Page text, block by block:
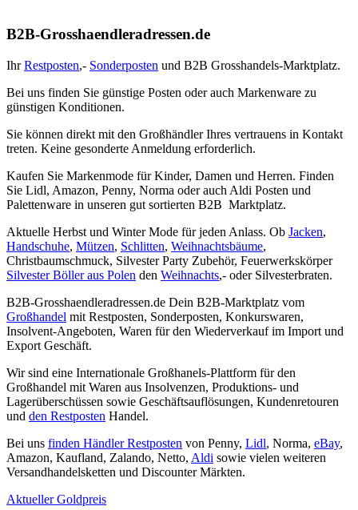
B2B-Grosshaendleradressen.de
IhrRestposten,- Sonderposten und B2B Grosshandels-Marktplatz.
Bei uns finden Sie günstige Posten oder auch Markenware zu
günstigen Konditionen.
Sie können direkt mit den Großhändler Ihres vertrauens in Kontakt
treten. Keine gesonderte Anmeldung erforderlich.
Kaufen Sie Markenmode für Kinder, Damen und Herren. Finden
Sie Lidl, Amazon, Penny, Norma oder auch Aldi Posten und
Palettenware in unseren gut sortierten B2B Marktplatz.
Aktuelle Herbst und Winter Mode für jeden Anlass. Ob Jacken,
Handschuhe, Mützen, Schlitten, Weihnachtsbäume,
Christbaumschmuck, Silvester Party Zubehör, Feuerwerkskörper
Silvester Böller aus Polen den Weihnachts,- oder Silvesterbraten.
B2B-Grosshaendleradressen.de Dein B2B-Marktplatz vom
Großhandel mit Restposten, Sonderposten, Konkurswaren,
Insolvent-Angeboten, Waren für den Wiederverkauf im Import und
Export Geschäft.
Wir sind eine Internationale Großhanels-Plattform für den
Großhandel mit Waren aus Insolvenzen, Produktions- und
Lagerüberschüssen sowie Geschäftsauflösungen, Kundenretouren
und den Restposten Handel.
Bei uns finden Händler Restposten von Penny, Lidl, Norma, eBay,
Amazon, Kaufland, Zalando, Netto, Aldi sowie vielen weiteren
Versandhandelsketten und Discounter Märkten.
Aktueller Goldpreis